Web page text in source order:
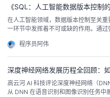
的
博
客
我
的
论
坛
我
的
圈
我
的
我
《SQL：人工智能数据版本控制
在人工智能领域，数据版本控制至关
一环节中发挥着不可或缺的作用。通
与同步。它确保了数据的可追溯性、
定基础。尽管不如某些前沿算法引人
程序员阿伟
深度神经网络发展历程全回顾：
高云河 AI 科技评论深度神经网络（DNN）目前是许多现代 AI 应用的基础。自
从 DNN 在语音识别和图像识别任务中